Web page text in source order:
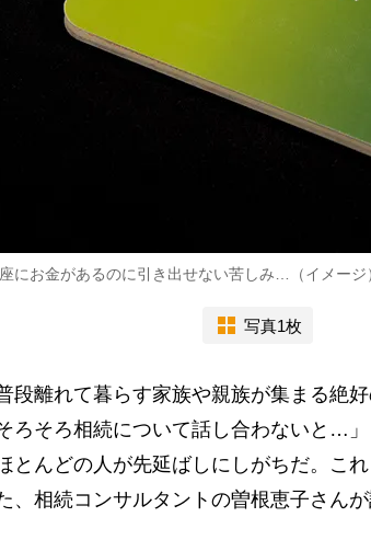
にお金があるのに引き出せない苦しみ…（イメージ
写真1枚
段離れて暮らす家族や親族が集まる絶
ろそろ相続について話し合わないと…
とんどの人が先延ばしにしがちだ。こ
、相続コンサルタントの曽根恵子さんが